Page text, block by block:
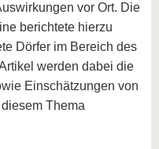
vor Ort. Die
berichtete hierzu
Dörfer im Bereich des
werden dabei die
Einschätzungen von
Thema